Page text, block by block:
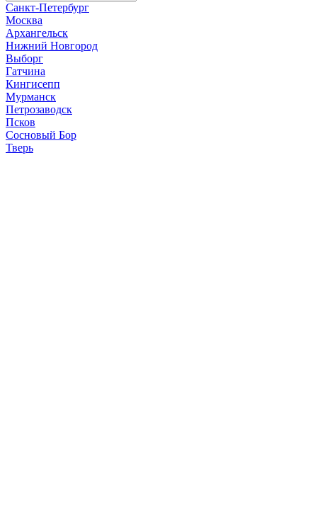
Санкт-Петербург
Москва
Архангельск
Нижний Новгород
Выборг
Гатчина
Кингисепп
Мурманск
Петрозаводск
Псков
Сосновый Бор
Тверь